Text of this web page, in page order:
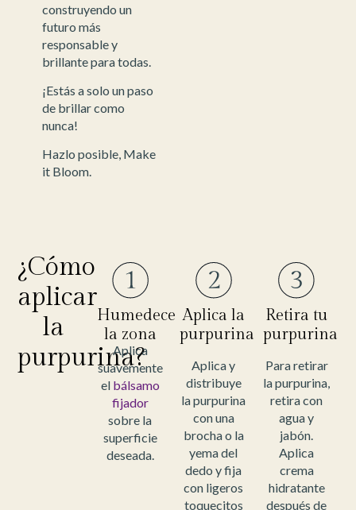
construyendo un
futuro más
responsable y
brillante para todas.
¡Estás a solo un paso
de brillar como
nunca!
Hazlo posible, Make
it Bloom.
¿Cómo
aplicar
la
purpurina?
Humedece
la zona
Aplica
suavemente
el bálsamo
fijador
sobre la
superficie
deseada.
Aplica la
purpurina
Aplica y
distribuye
la purpurina
con una
brocha o la
yema del
dedo y fija
con ligeros
toquecitos
Retira tu
purpurina
Para retirar
la purpurina,
retira con
agua y
jabón.
Aplica
crema
hidratante
después de